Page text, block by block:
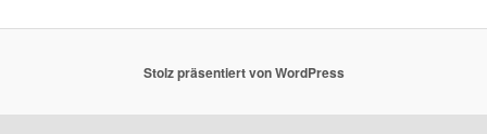
Stolz präsentiert von WordPress